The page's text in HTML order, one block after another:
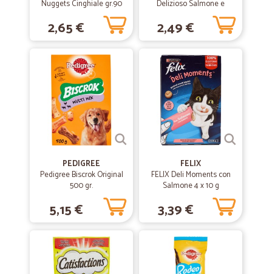
Nuggets Cinghiale gr.90
2,65 €
Delizioso Salmone e
Stuzzicante Formaggio 60
gr.
2,49 €
PEDIGREE
Pedigree Biscrok Original
500 gr.
5,15 €
FELIX
FELIX Deli Moments con
Salmone 4 x 10 g
3,39 €